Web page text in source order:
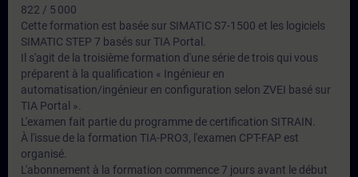
822 / 5 000
Cette formation est basée sur SIMATIC S7-1500 et les logiciels
SIMATIC STEP 7 basés sur TIA Portal.
Il s'agit de la troisième formation d'une série de trois qui vous
préparent à la qualification « Ingénieur en
automatisation/ingénieur en configuration selon ZVEI basé sur
TIA Portal ».
L'examen fait partie du programme de certification SITRAIN.
À l'issue de la formation TIA-PRO3, l'examen CPT-FAP est
organisé.
L'abonnement à la formation commence 7 jours avant le début